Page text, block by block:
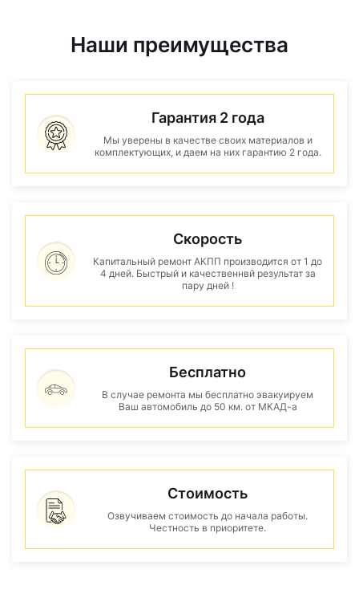
Наши преимущества
Гарантия 2 года
Мы уверены в качестве своих материалов и
комплектующих, и даем на них гарантию 2 года.
Скорость
Капитальный ремонт АКПП производится от 1 до
4 дней. Быстрый и качественнвй результат за
пару дней !
Бесплатно
В случае ремонта мы бесплатно эвакуируем
Ваш автомобиль до 50 км. от МКАД-а
Стоимость
Озвучиваем стоимость до начала работы.
Честность в приоритете.